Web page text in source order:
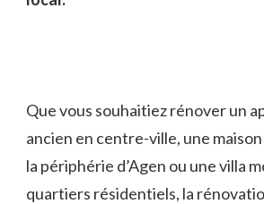
Que vous souhaitiez rénover un
ancien en centre-ville, une
la périphérie d’Agen ou une villa
quartiers résidentiels, la